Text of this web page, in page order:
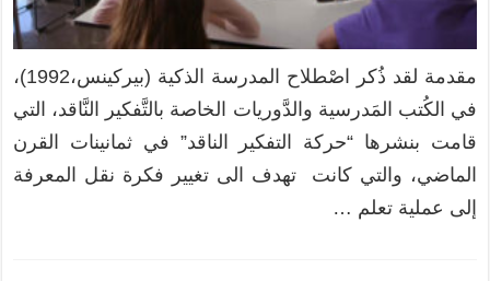
مقدمة لقد ذُكر اصْطلاح المدرسة الذكية (بيركينس،1992)،
في الكُتب المَدرسية والدَّوريات الخاصة بالتَّفكير النَّاقد، التي
قامت بنشرها “حركة التفكير الناقد” في ثمانينات القرن
الماضي، والتي كانت تهدف الى تغيير فكرة نقل المعرفة
إلى عملية تعلم …